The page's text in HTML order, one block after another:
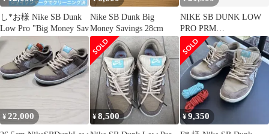
し*お様 Nike SB Dunk
Low Pro "Big Money Sav
Nike SB Dunk Big
Money Savings 28cm
NIKE SB DUNK LOW
PRO PRM
BigMoneySavings
¥22,000 ¥8,500 ¥9,350